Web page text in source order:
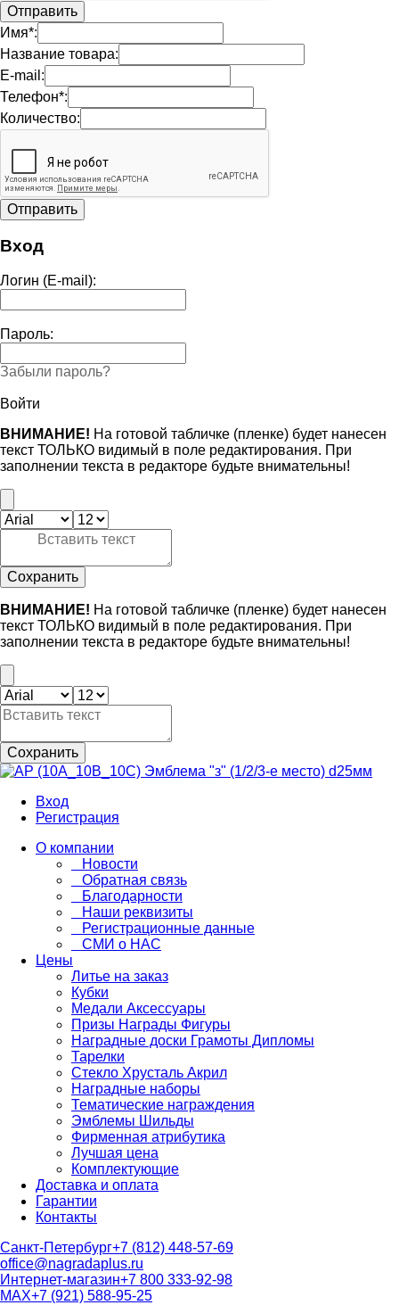
Имя*:
Название товара:
E-mail:
Телефон*:
Количество:
Вход
Логин (E-mail):
Пароль:
Забыли пароль?
Войти
ВНИМАНИЕ! На готовой табличке (пленке) будет нанесен
текст ТОЛЬКО видимый в поле редактирования. При
заполнении текста в редакторе будьте внимательны!
Сохранить
ВНИМАНИЕ! На готовой табличке (пленке) будет нанесен
текст ТОЛЬКО видимый в поле редактирования. При
заполнении текста в редакторе будьте внимательны!
Сохранить
Вход
Регистрация
О компании
Новости
Обратная связь
Благодарности
Наши реквизиты
Регистрационные данные
СМИ о НАС
Цены
Литье на заказ
Кубки
Медали Аксессуары
Призы Награды Фигуры
Наградные доски Грамоты Дипломы
Тарелки
Стекло Хрусталь Акрил
Наградные наборы
Тематические награждения
Эмблемы Шильды
Фирменная атрибутика
Лучшая цена
Комплектующие
Доставка и оплата
Гарантии
Контакты
Санкт-Петербург+7 (812) 448-57-69
office@nagradaplus.ru
Интернет-магазин+7 800 333-92-98
MAX+7 (921) 588-95-25